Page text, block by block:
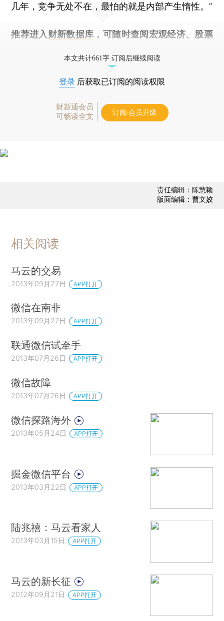
几年，竞争无处不在，最怕的就是内部产生惰性。”
推荐进入 财新数据库 ，可随时查阅宏观经济、股票
本文共计661字 订阅后继续阅读
登录 后获取已订阅的阅读权限
财新通会员
可畅读全文
订阅/会员升级
责任编辑：陈慧颖
版面编辑：曹文姣
相关阅读
马云的交易
2013年09月27日 APP打开
微信在南非
2013年09月27日 APP打开
联通微信试牵手
2013年07月26日 APP打开
微信故障
2013年07月26日 APP打开
微信探路海外
2013年05月24日 APP打开
掘金微信平台
2013年03月22日 APP打开
陆兆禧：马云看家人
2013年03月15日 APP打开
马云的新长征
2012年09月21日 APP打开